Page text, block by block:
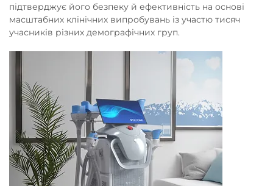
підтверджує його безпеку й ефективність на основі
масштабних клінічних випробувань із участю тисяч
учасників різних демографічних груп.